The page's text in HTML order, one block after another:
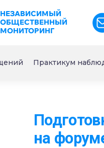
НЕЗАВИСИМЫЙ
ОБЩЕСТВЕННЫЙ
МОНИТОРИНГ
Практикум
на